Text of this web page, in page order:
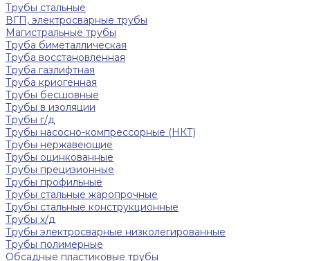
Трубы стальные
ВГП, электросварные трубы
Магистральные трубы
Труба биметаллическая
Труба восстановленная
Труба газлифтная
Труба криогенная
Трубы бесшовные
Трубы в изоляции
Трубы г/д
Трубы насосно-компрессорные (НКТ)
Трубы нержавеющие
Трубы оцинкованные
Трубы прецизионные
Трубы профильные
Трубы стальные жаропрочные
Трубы стальные конструкционные
Трубы х/д
Трубы электросварные низколегированные
Трубы полимерные
Обсадные пластиковые трубы